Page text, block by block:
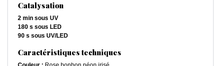
Catalysation
2 min sous UV
180 s sous LED
90 s sous UV/LED
Caractéristiques techniques